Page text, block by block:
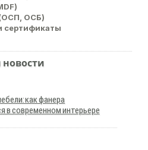
ОСБ)
сертификаты
как фанера
в современном интерьере